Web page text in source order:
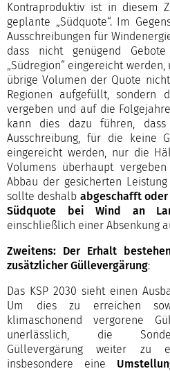
Kontraproduktiv ist in diesem
geplante „Südquote“. Im
Ausschreibungen für
dass nicht genügend
„Südregion“ eingereicht
übrige Volumen der Quote
Regionen aufgefüllt, sondern
vergeben und auf die
kann dies dazu führen,
Ausschreibung, für die keine
eingereicht werden, nur die
Volumens überhaupt
Abbau der gesicherten
sollte deshalb abgeschafft oder
Südquote bei Wind an
einschließlich einer Absenkung
Zweitens: Der Erhalt
zusätzlicher Güllevergärung:
Das KSP 2030 sieht einen
Um dies zu erreichen
klimaschonend vergorene
unerlässlich, die
Güllevergärung weiter zu
insbesondere eine